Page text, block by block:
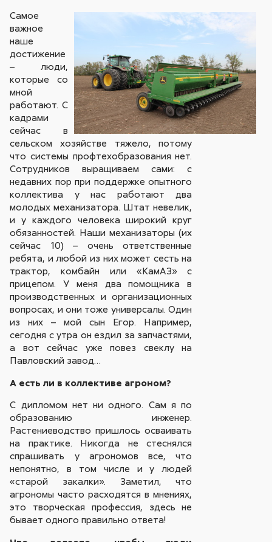
Самое
важное
наше
достижение
– люди,
которые со
мной
работают. С
кадрами
сейчас в
сельском хозяйстве тяжело, потому
что системы профтехобразования нет.
Сотрудников выращиваем сами: с
недавних пор при поддержке опытного
коллектива у нас работают два
молодых механизатора. Штат невелик,
и у каждого человека широкий круг
обязанностей. Наши механизаторы (их
сейчас 10) – очень ответственные
ребята, и любой из них может сесть на
трактор, комбайн или «КамАЗ» с
прицепом. У меня два помощника в
производственных и организационных
вопросах, и они тоже универсалы. Один
из них – мой сын Егор. Например,
сегодня с утра он ездил за запчастями,
а вот сейчас уже повез свеклу на
Павловский завод…
А есть ли в коллективе агроном?
С дипломом нет ни одного. Сам я по
образованию инженер.
Растениеводство пришлось осваивать
на практике. Никогда не стеснялся
спрашивать у агрономов все, что
непонятно, в том числе и у людей
«старой закалки». Заметил, что
агрономы часто расходятся в мнениях,
это творческая профессия, здесь не
бывает одного правильно ответа!